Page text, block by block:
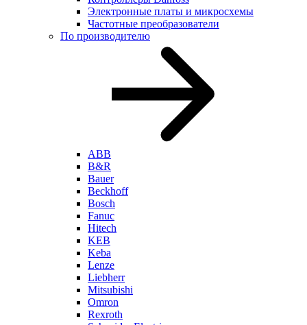
Электронные платы и микросхемы
Частотные преобразователи
По производителю
ABB
B&R
Bauer
Beckhoff
Bosch
Fanuc
Hitech
KEB
Keba
Lenze
Liebherr
Mitsubishi
Omron
Rexroth